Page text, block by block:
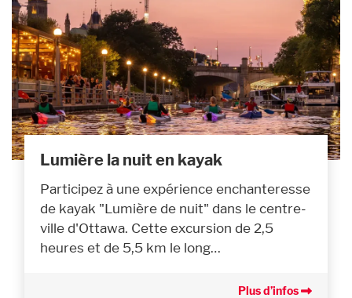
Lumière la nuit en kayak
Participez à une expérience enchanteresse
de kayak "Lumière de nuit" dans le centre-
ville d'Ottawa. Cette excursion de 2,5
heures et de 5,5 km le long…
Plus d’infos